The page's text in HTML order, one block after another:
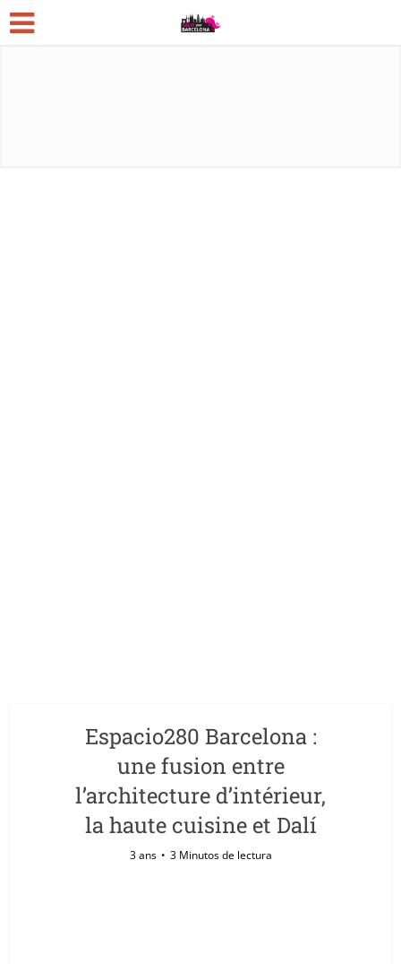
Espacio280 Barcelona :
une fusion entre
l’architecture d’intérieur,
la haute cuisine et Dalí
3 ans 3 Minutos de lectura